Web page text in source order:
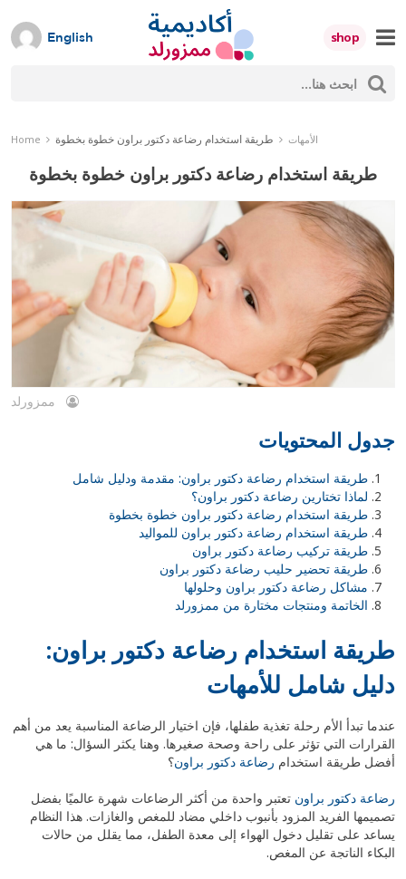
to
content
shop
English
Home الأمهات طريقة استخدام رضاعة دكتور براون خطوة بخطوة
طريقة استخدام رضاعة دكتور براون خطوة بخطوة
ممزورلد
جدول المحتويات
طريقة استخدام رضاعة دكتور براون: مقدمة ودليل شامل
لماذا تختارين رضاعة دكتور براون؟
طريقة استخدام رضاعة دكتور براون خطوة بخطوة
طريقة استخدام رضاعة دكتور براون للمواليد
طريقة تركيب رضاعة دكتور براون
طريقة تحضير حليب رضاعة دكتور براون
مشاكل رضاعة دكتور براون وحلولها
الخاتمة ومنتجات مختارة من ممزورلد
طريقة استخدام رضاعة دكتور براون:
دليل شامل للأمهات
عندما تبدأ الأم رحلة تغذية طفلها، فإن اختيار الرضاعة المناسبة يعد من أهم
القرارات التي تؤثر على راحة وصحة صغيرها. وهنا يكثر السؤال: ما هي
أفضل طريقة استخدام رضاعة دكتور براون؟
رضاعة دكتور براون تعتبر واحدة من أكثر الرضاعات شهرة عالميًا بفضل
تصميمها الفريد المزود بأنبوب داخلي مضاد للمغص والغازات. هذا النظام
يساعد على تقليل دخول الهواء إلى معدة الطفل، مما يقلل من حالات
البكاء الناتجة عن المغص.